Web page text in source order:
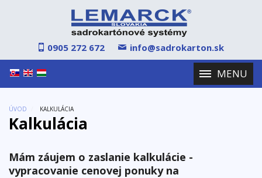
0905 272 672 info@sadrokarton.sk
MENU
ÚVOD KALKULÁCIA
Kalkulácia
Mám záujem o zaslanie kalkulácie -
vypracovanie cenovej ponuky na